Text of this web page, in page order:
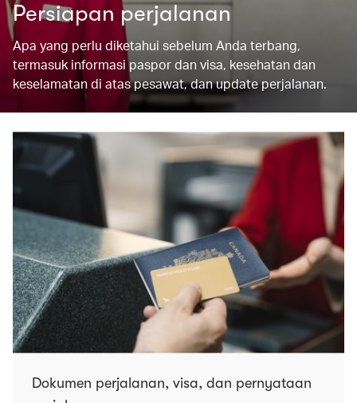
Persiapan perjalanan
Apa yang perlu diketahui sebelum Anda terbang,
termasuk informasi paspor dan visa, kesehatan dan
keselamatan di atas pesawat, dan update perjalanan.
Dokumen perjalanan, visa, dan pernyataan